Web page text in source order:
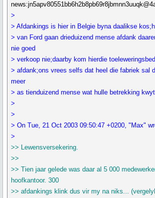
>
> Afdankings is hier in Belgie byna daalikse
> van Ford gaan drieduizend mense afdank
nie goed
> verkoop nie;daarby kom hierdie
> afdank;ons vrees selfs dat heel die fabriek sal
meer
> as tienduizend mense wat hulle betrekking
>
>
> On Tue, 21 Oct 2003 09:50:47 +0200, "Max"
>
>> Lewensversekering.
>>
>> Tien jaar gelede was daar al 5 000
hoofkantoor. 300
>> afdankings klink dus vir my na niks...